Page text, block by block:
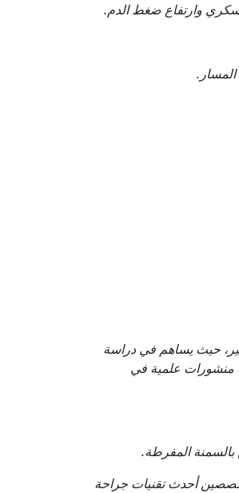
وارتفاع ضغط الدم.
المسار.
حيث يساهم في دراسة
منشورات علمية في
المفرطة.
أحدث تقنيات جراحة